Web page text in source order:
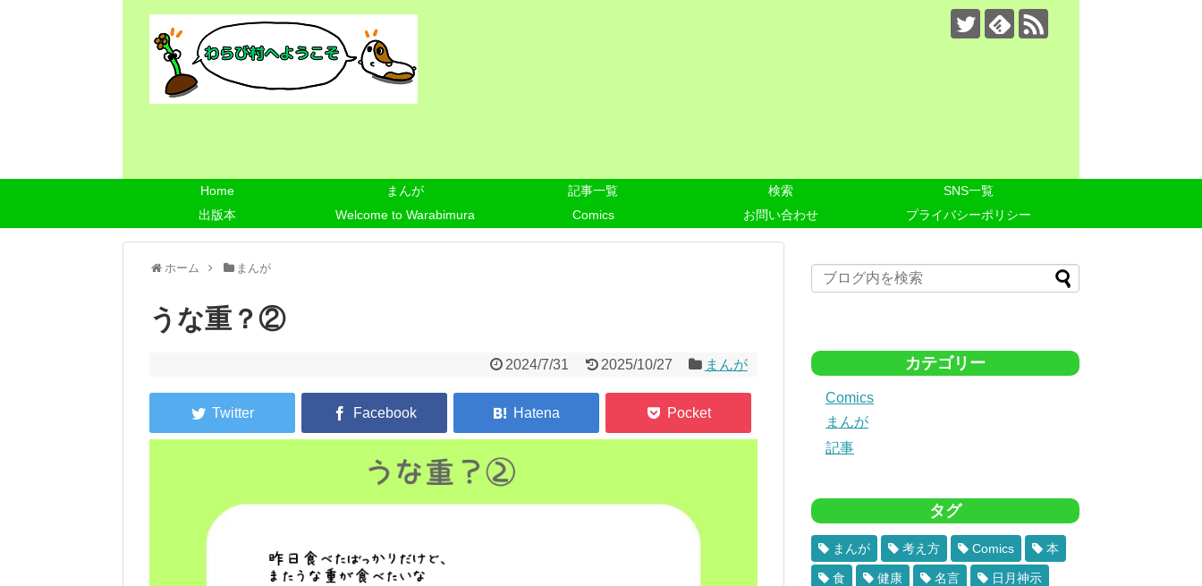
Home まんが 記事一覧 検索
SNS一覧
出版本
Welcome to Warabimura Comics お問い合わせ プライバシーポリシー
ホーム まんが
うな重？②
2024/7/31 2025/10/27 まんが カテゴリー
Comics
まんが
記事
タグ
まんが 考え方 Comics 本
食 健康 名言 日月神示